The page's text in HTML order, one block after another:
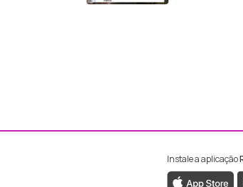
ao Facebook da RTP
ao Instagram da RTP
Instale a aplicação